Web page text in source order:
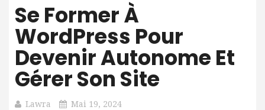
Se Former À
WordPress Pour
Devenir Autonome Et
Gérer Son Site
Lawra Mai 19, 2024